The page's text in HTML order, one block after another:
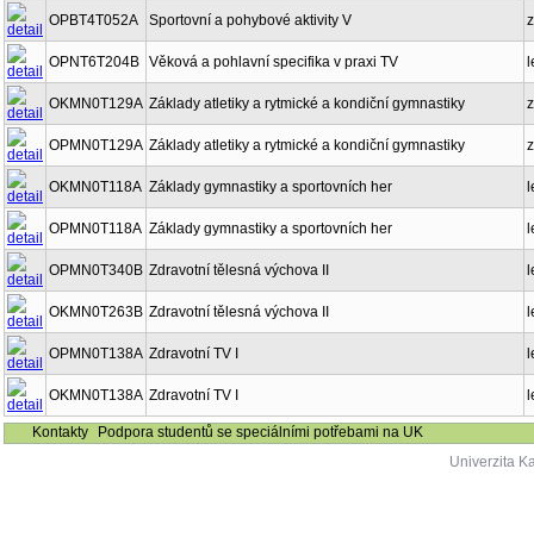
OPBT4T052A Sportovní a pohybové aktivity V
OPNT6T204B Věková a pohlavní specifika v praxi TV
OKMN0T129A Základy atletiky a rytmické a kondiční gymnastiky
OPMN0T129A Základy atletiky a rytmické a kondiční gymnastiky
OKMN0T118A Základy gymnastiky a sportovních her
OPMN0T118A Základy gymnastiky a sportovních her
OPMN0T340B Zdravotní tělesná výchova II
OKMN0T263B Zdravotní tělesná výchova II
OPMN0T138A Zdravotní TV I
OKMN0T138A Zdravotní TV I
Kontakty
Podpora studentů se speciálními potřebami na UK
Univerzita